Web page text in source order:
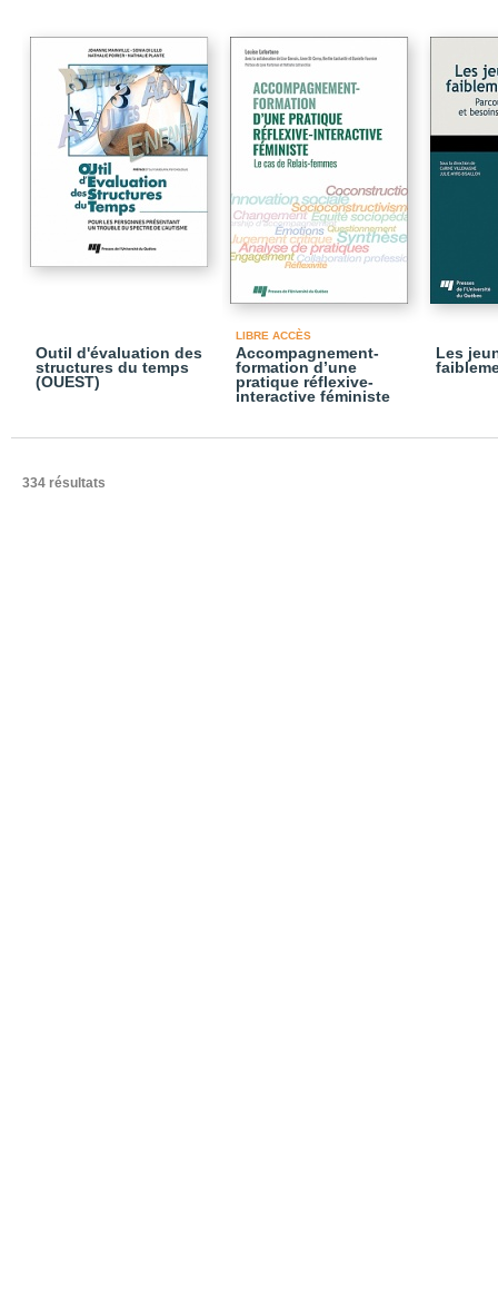
Outil d'évaluation des
structures du temps
(OUEST)
LIBRE ACCÈS
Accompagnement-
formation d’une
pratique réflexive-
interactive féministe
Les
334 résultats